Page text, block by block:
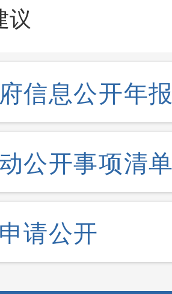
议
信息公开年
公开事项清
请公开